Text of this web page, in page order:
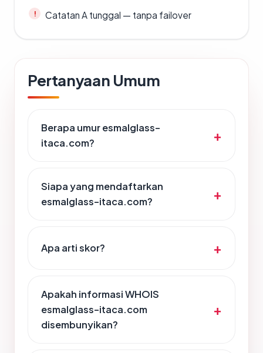
Catatan A tunggal — tanpa failover
Pertanyaan Umum
Berapa umur esmalglass-
itaca.com?
Siapa yang mendaftarkan
esmalglass-itaca.com?
Apa arti skor?
Apakah informasi WHOIS
esmalglass-itaca.com
disembunyikan?